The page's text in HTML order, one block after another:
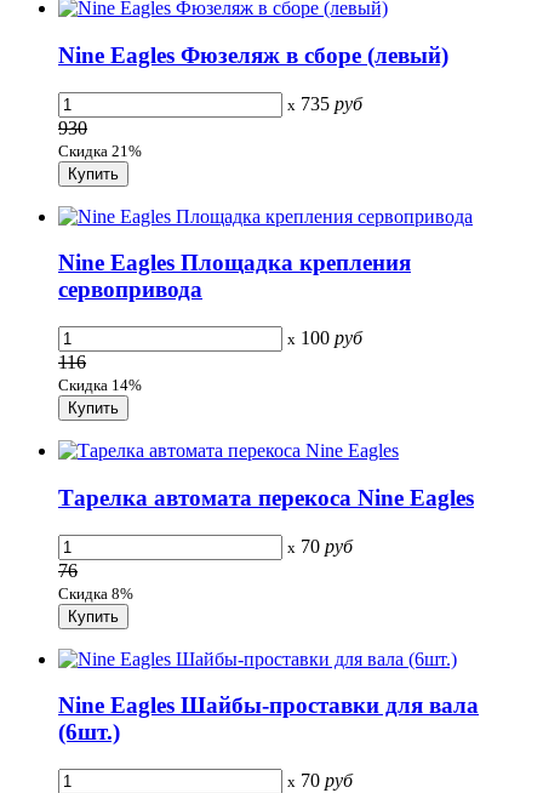
Nine Eagles Фюзеляж в сборе (левый)
x 735 руб
930
Скидка 21%
Nine Eagles Площадка крепления
сервопривода
x 100 руб
116
Скидка 14%
Тарелка автомата перекоса Nine Eagles
x 70 руб
76
Скидка 8%
Nine Eagles Шайбы-проставки для вала
(6шт.)
x 70 руб